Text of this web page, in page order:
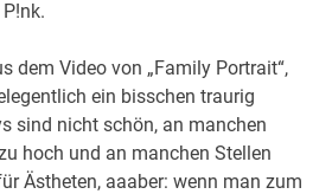
dem Video von „Family Portrait“,
ein bisschen traurig
sind nicht schön, an manchen
hoch und an manchen Stellen
Ästheten, aaaber: wenn man zum